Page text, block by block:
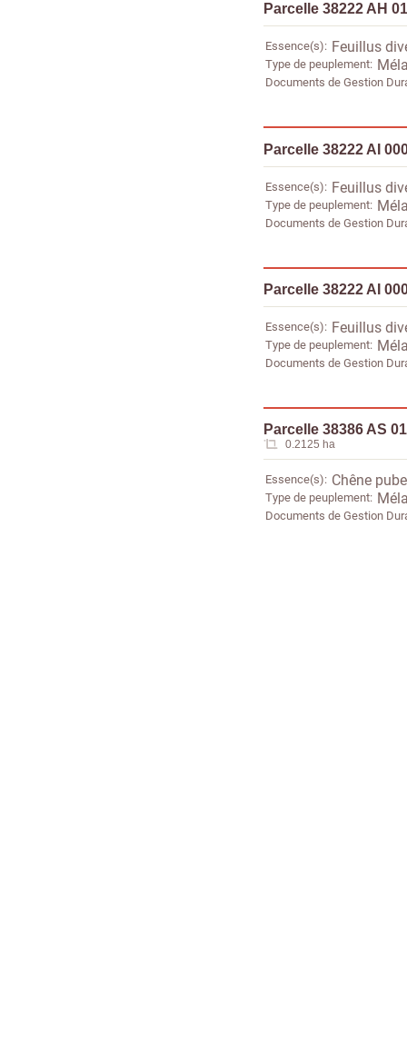
Parcelle 38222 AH
Essence(s) Feuillus
Type de peuplement
Documents de Gestion
Parcelle 38222 AI
Essence(s) Feuillus
Type de peuplement
Documents de Gestion
Parcelle 38222 AI
Essence(s) Feuillus
Type de peuplement
Documents de Gestion
Parcelle 38386 AS
0.2125 ha
Essence(s) Chêne
Type de peuplement
Documents de Gestion